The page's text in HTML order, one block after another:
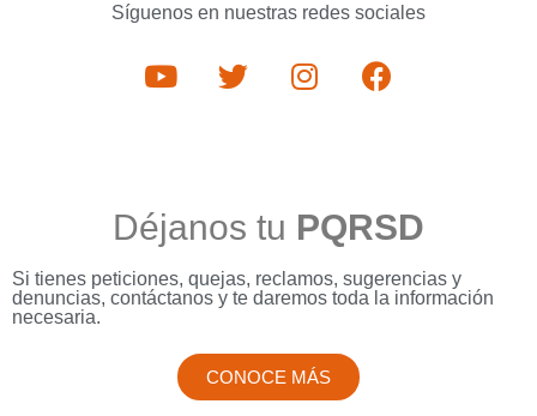
Síguenos en nuestras redes sociales
Déjanos tu PQRSD
Si tienes peticiones, quejas, reclamos, sugerencias y
denuncias, contáctanos y te daremos toda la información
necesaria.
CONOCE MÁS